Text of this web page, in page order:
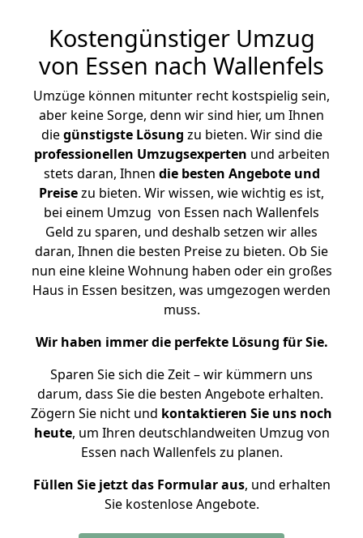
Kostengünstiger Umzug
von Essen nach Wallenfels
Umzüge können mitunter recht kostspielig sein,
aber keine Sorge, denn wir sind hier, um Ihnen
diegünstigste Lösung zu bieten. Wir sind die
professionellen Umzugsexperten und arbeiten
stets daran, Ihnen die besten Angebote und
Preisezu bieten. Wir wissen, wie wichtig es ist,
bei einem Umzug von Essen nach Wallenfels
Geld zu sparen, und deshalb setzen wir alles
daran, Ihnen die besten Preise zu bieten. Ob Sie
nun eine kleine Wohnung haben oder ein großes
Haus in Essen besitzen, was umgezogen werden
muss.
Wir haben immer die perfekte Lösung für Sie.
Sparen Sie sich die Zeit – wir kümmern uns
darum, dass Sie die besten Angebote erhalten.
Zögern Sie nicht und kontaktieren Sie uns noch
heute, um Ihren deutschlandweiten Umzug von
Essen nach Wallenfels zu planen.
Füllen Sie jetzt das Formular aus, und erhalten
Sie kostenlose Angebote.